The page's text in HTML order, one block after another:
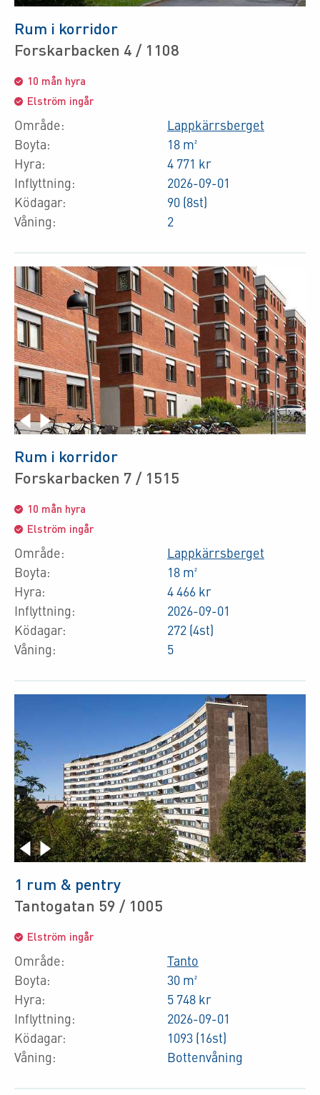
Rum i korridor
Forskarbacken 4 / 1108
10 mån hyra
Elström ingår
Område:
Boyta:
Hyra:
Inflyttning:
Ködagar:
Våning:
Lappkärrsberget
18 m²
4 771 kr
2026-09-01
90 (8st)
2
Rum i korridor
Forskarbacken 7 / 1515
10 mån hyra
Elström ingår
Område:
Boyta:
Hyra:
Inflyttning:
Ködagar:
Våning:
Lappkärrsberget
18 m²
4 466 kr
2026-09-01
272 (4st)
5
1 rum & pentry
Tantogatan 59 / 1005
Elström ingår
Område:
Boyta:
Hyra:
Inflyttning:
Ködagar:
Våning:
Tanto
30 m²
5 748 kr
2026-09-01
1093 (16st)
Bottenvåning